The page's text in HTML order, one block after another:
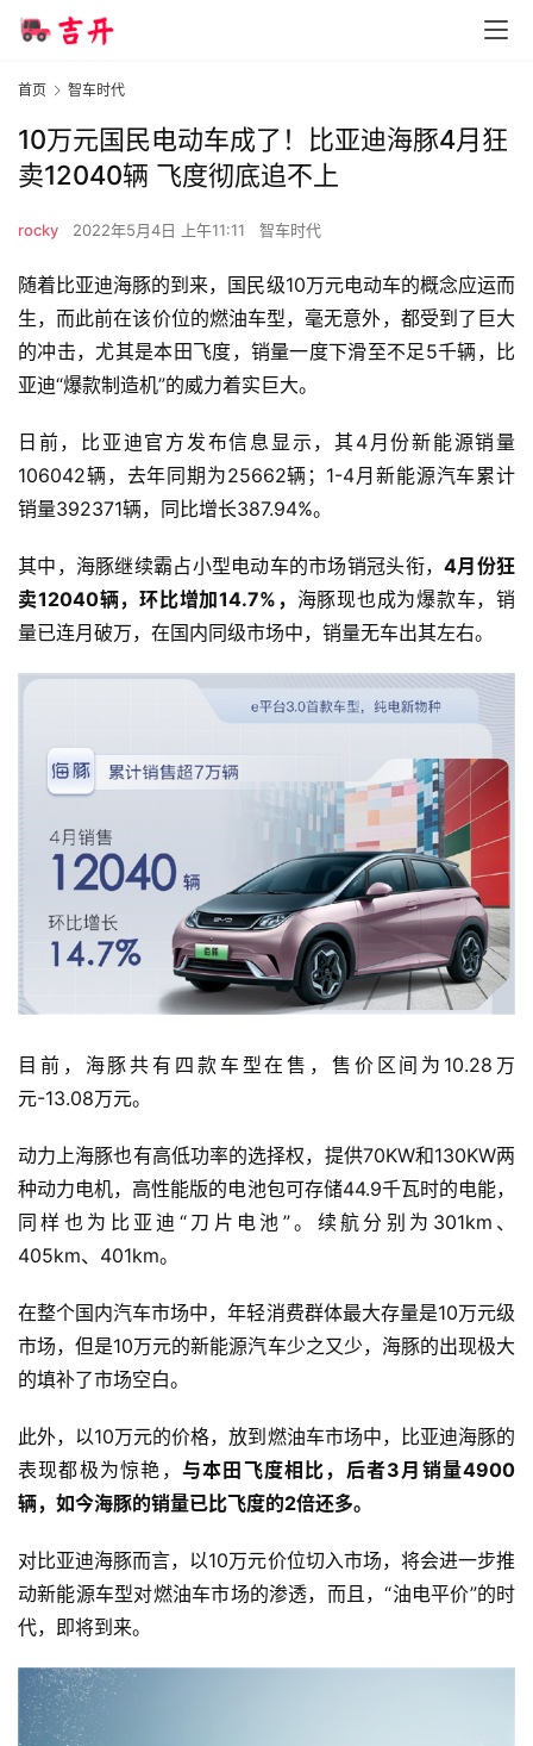
页
车
时
代
新
能
首页 智车时代
10万元国民电动车成了！比亚迪海豚4月狂
卖12040辆 飞度彻底追不上
rocky 2022年5月4日 上午11:11 智车时代
随着比亚迪海豚的到来，国民级10万元电动车的概念应运而
生，而此前在该价位的燃油车型，毫无意外，都受到了巨大
的冲击，尤其是本田飞度，销量一度下滑至不足5千辆，比
亚迪“爆款制造机”的威力着实巨大。
日前，比亚迪官方发布信息显示，其4月份新能源销量
106042辆，去年同期为25662辆；1-4月新能源汽车累计
销量392371辆，同比增长387.94%。
其中，海豚继续霸占小型电动车的市场销冠头衔，4月份狂
卖12040辆，环比增加14.7%， 海豚现也成为爆款车，销
量已连月破万，在国内同级市场中，销量无车出其左右。
目前，海豚共有四款车型在售，售价区间为10.28万
元-13.08万元。
动力上海豚也有高低功率的选择权，提供70KW和130KW两
种动力电机，高性能版的电池包可存储44.9千瓦时的电能，
同样也为比亚迪“刀片电池”。续航分别为301km、
405km、401km。
在整个国内汽车市场中，年轻消费群体最大存量是10万元级
市场，但是10万元的新能源汽车少之又少，海豚的出现极大
的填补了市场空白。
此外，以10万元的价格，放到燃油车市场中，比亚迪海豚的
表现都极为惊艳， 与本田飞度相比，后者3月销量4900
辆，如今海豚的销量已比飞度的2倍还多。
对比亚迪海豚而言，以10万元价位切入市场，将会进一步推
动新能源车型对燃油车市场的渗透，而且，“油电平价”的时
代，即将到来。